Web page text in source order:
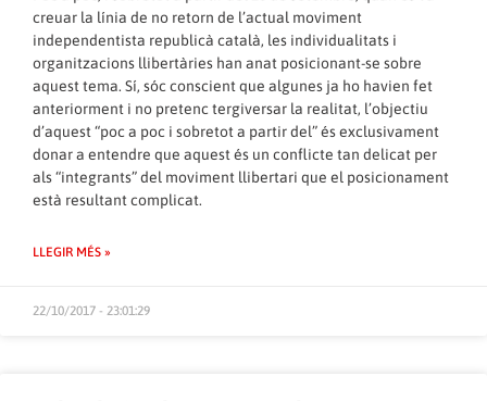
creuar la línia de no retorn de l’actual moviment
independentista republicà català, les individualitats i
organitzacions llibertàries han anat posicionant-se sobre
aquest tema. Sí, sóc conscient que algunes ja ho havien fet
anteriorment i no pretenc tergiversar la realitat, l’objectiu
d’aquest “poc a poc i sobretot a partir del” és exclusivament
donar a entendre que aquest és un conflicte tan delicat per
als “integrants” del moviment llibertari que el posicionament
està resultant complicat.
LLEGIR MÉS »
22/10/2017 - 23:01:29